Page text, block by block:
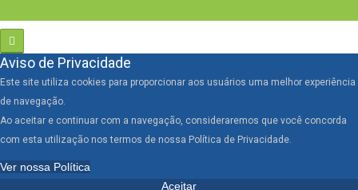
Aviso de Privacidade
Este site utiliza cookies para proporcionar aos usuários uma melhor experiência
de navegação.
Ao aceitar e continuar com a navegação, consideraremos que você concorda
com esta utilização nos termos de nossa Política de Privacidade.
Ver nossa Política
Aceitar